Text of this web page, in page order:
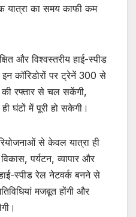
यात्रा का समय काफी कम
और विश्वस्तरीय हाई-स्पीड
कॉरिडोरों पर ट्रेनें 300 से
रफ्तार से चल सकेंगी,
घंटों में पूरी हो सकेगी।
से केवल यात्रा ही
पर्यटन, व्यापार और
स्पीड रेल नेटवर्क बनने से
मजबूत होंगी और